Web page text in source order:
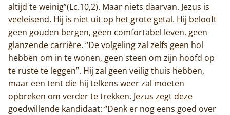
altijd te weinig”(Lc.10,2). Maar niets daarvan. Jezus is
veeleisend. Hij is niet uit op het grote getal. Hij belooft
geen gouden bergen, geen comfortabel leven, geen
glanzende carrière. “De volgeling zal zelfs geen hol
hebben om in te wonen, geen steen om zijn hoofd op
te ruste te leggen”. Hij zal geen veilig thuis hebben,
maar een tent die hij telkens weer zal moeten
opbreken om verder te trekken. Jezus zegt deze
goedwillende kandidaat: “Denk er nog eens goed over